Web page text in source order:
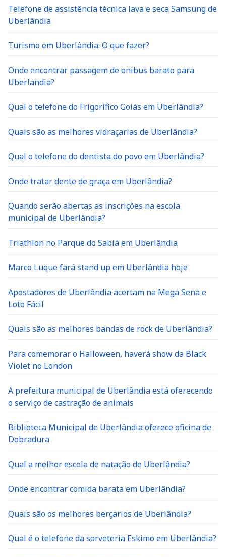
Telefone de assistência técnica lava e seca Samsung de
Uberlândia
Turismo em Uberlândia: O que fazer?
Onde encontrar passagem de onibus barato para
Uberlandia?
Qual o telefone do Frigorifico Goiás em Uberlândia?
Quais são as melhores vidraçarias de Uberlândia?
Qual o telefone do dentista do povo em Uberlândia?
Onde tratar dente de graça em Uberlândia?
Quando serão abertas as inscrições na escola
municipal de Uberlândia?
Triathlon no Parque do Sabiá em Uberlândia
Marco Luque fará stand up em Uberlândia hoje
Apostadores de Uberlândia acertam na Mega Sena e
Loto Fácil
Quais são as melhores bandas de rock de Uberlândia?
Para comemorar o Halloween, haverá show da Black
Violet no London
A prefeitura municipal de Uberlãndia está oferecendo
o serviço de castração de animais
Biblioteca Municipal de Uberlândia oferece oficina de
Dobradura
Qual a melhor escola de natação de Uberlândia?
Onde encontrar comida barata em Uberlândia?
Quais são os melhores berçarios de Uberlândia?
Qual é o telefone da sorveteria Eskimo em Uberlândia?